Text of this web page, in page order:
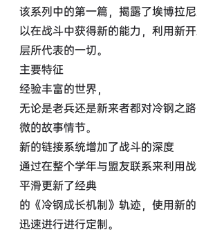
该系列中的第一篇，揭露了埃博拉
以在战斗中获得新的能力，利用新
层所代表的一切。
主要特征
经验丰富的世界，
无论是老兵还是新来者都对冷钢之
微的故事情节。
新的链接系统增加了战斗的深度
通过在整个学年与盟友联系来利用
平滑更新了经典
的《冷钢成长机制》轨迹，使用新
迅速进行进行定制。